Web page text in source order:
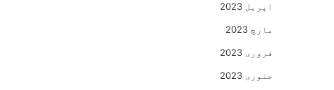
اپریل 2023
مارچ 2023
فروری 2023
جنوری 2023